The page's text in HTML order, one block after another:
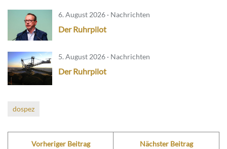
6. August 2026 · Nachrichten
Der Ruhrpilot
5. August 2026 · Nachrichten
Der Ruhrpilot
dospez
Vorheriger Beitrag Nächster Beitrag